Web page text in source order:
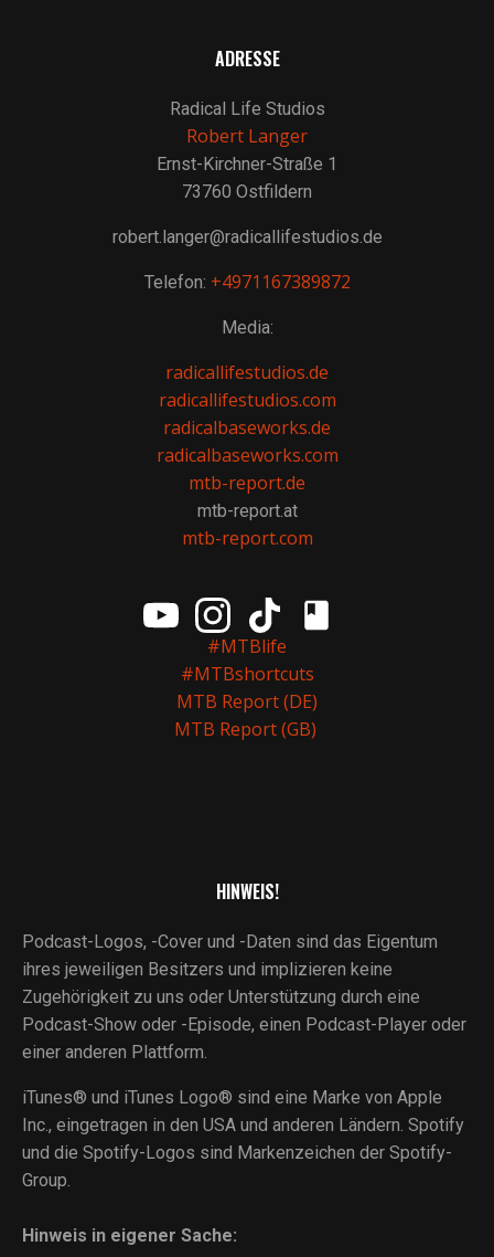
ADRESSE
Radical Life Studios
Robert Langer
Ernst-Kirchner-Straße 1
73760 Ostfildern
robert.langer@radicallifestudios.de
Telefon: +4971167389872
Media:
radicallifestudios.de
radicallifestudios.com
radicalbaseworks.de
radicalbaseworks.com
mtb-report.de
mtb-report.at
mtb-report.com
#MTBlife
#MTBshortcuts
MTB Report (DE)
MTB Report (GB)
HINWEIS!
Podcast-Logos, -Cover und -Daten sind das Eigentum
ihres jeweiligen Besitzers und implizieren keine
Zugehörigkeit zu uns oder Unterstützung durch eine
Podcast-Show oder -Episode, einen Podcast-Player oder
einer anderen Plattform.
iTunes® und iTunes Logo® sind eine Marke von Apple
Inc., eingetragen in den USA und anderen Ländern. Spotify
und die Spotify-Logos sind Markenzeichen der Spotify-
Group.
Hinweis in eigener Sache: